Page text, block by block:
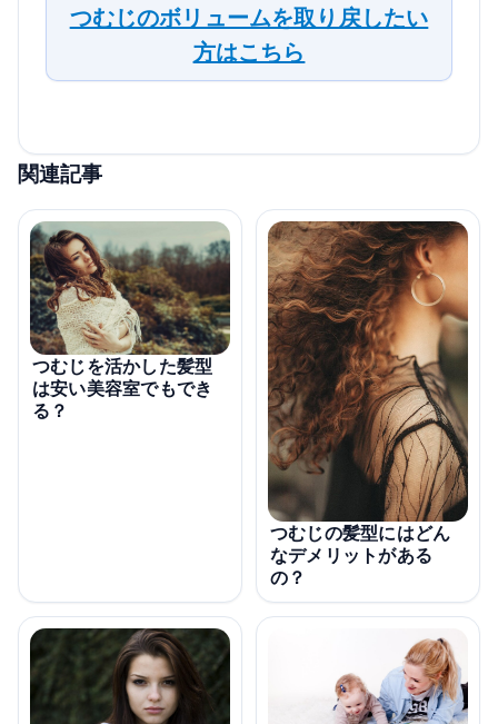
つむじのボリュームを取り戻したい
方はこちら
関連記事
つむじを活かした髪型
は安い美容室でもでき
る？
つむじの髪型にはどん
なデメリットがある
の？